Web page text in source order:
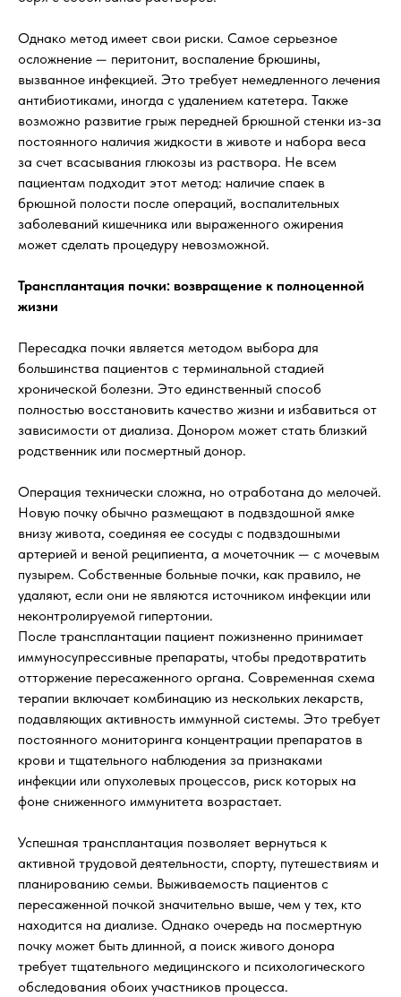
Однако метод имеет свои риски. Самое серьезное
осложнение — перитонит, воспаление брюшины,
вызванное инфекцией. Это требует немедленного лечения
антибиотиками, иногда с удалением катетера. Также
возможно развитие грыж передней брюшной стенки из-за
постоянного наличия жидкости в животе и набора веса
за счет всасывания глюкозы из раствора. Не всем
пациентам подходит этот метод: наличие спаек в
брюшной полости после операций, воспалительных
заболеваний кишечника или выраженного ожирения
может сделать процедуру невозможной.
Трансплантация почки: возвращение к полноценной
жизни
Пересадка почки является методом выбора для
большинства пациентов с терминальной стадией
хронической болезни. Это единственный способ
полностью восстановить качество жизни и избавиться от
зависимости от диализа. Донором может стать близкий
родственник или посмертный донор.
Операция технически сложна, но отработана до мелочей.
Новую почку обычно размещают в подвздошной ямке
внизу живота, соединяя ее сосуды с подвздошными
артерией и веной реципиента, а мочеточник — с мочевым
пузырем. Собственные больные почки, как правило, не
удаляют, если они не являются источником инфекции или
неконтролируемой гипертонии.
После трансплантации пациент пожизненно принимает
иммуносупрессивные препараты, чтобы предотвратить
отторжение пересаженного органа. Современная схема
терапии включает комбинацию из нескольких лекарств,
подавляющих активность иммунной системы. Это требует
постоянного мониторинга концентрации препаратов в
крови и тщательного наблюдения за признаками
инфекции или опухолевых процессов, риск которых на
фоне сниженного иммунитета возрастает.
Успешная трансплантация позволяет вернуться к
активной трудовой деятельности, спорту, путешествиям и
планированию семьи. Выживаемость пациентов с
пересаженной почкой значительно выше, чем у тех, кто
находится на диализе. Однако очередь на посмертную
почку может быть длинной, а поиск живого донора
требует тщательного медицинского и психологического
обследования обоих участников процесса.